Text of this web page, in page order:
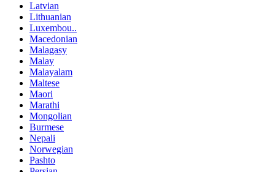
Latvian
Lithuanian
Luxembou..
Macedonian
Malagasy
Malay
Malayalam
Maltese
Maori
Marathi
Mongolian
Burmese
Nepali
Norwegian
Pashto